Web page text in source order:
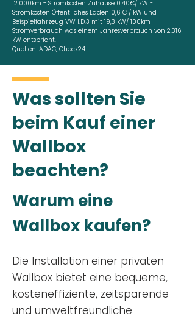
12.000km - Stromkosten Zuhause 0,40€/ kW -
Stromkosten Öffentliches Laden 0,61€ / kW und
Beispielfahrzeug VW I.D.3 mit 19,3 kW/ 100km
Stromverbrauch was einem Jahresverbrauch von 2.316
kW entspricht.
Quellen: ADAC, Check24
Was sollten Sie
beim Kauf einer
Wallbox
beachten?
Warum eine
Wallbox kaufen?
Die Installation einer privaten
Wallbox bietet eine bequeme,
kosteneffiziente, zeitsparende
und umweltfreundliche